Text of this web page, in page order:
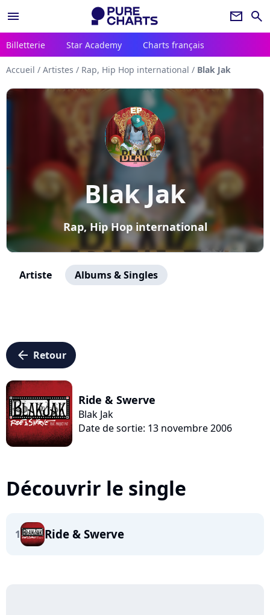
menu newsletter search
Billetterie Star Academy Charts français
Accueil / Artistes / Rap, Hip Hop international / Blak Jak
Blak Jak
Rap, Hip Hop international
Artiste Albums & Singles
arrow_left Retour
Ride & Swerve
Blak Jak
Date de sortie: 13 novembre 2006
Découvrir le single
1 Ride & Swerve